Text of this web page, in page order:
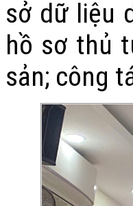
sở dữ liệu
hồ sơ thủ
sản; công